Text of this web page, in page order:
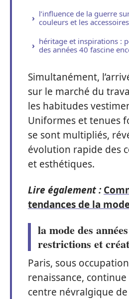
l’influence de la guerre
couleurs et les accessoires
héritage et inspirations :
des années 40 fascine
Simultanément,
sur le marché du
les habitudes
Uniformes et tenues
se sont multipliés,
évolution rapide des
et esthétiques.
Lire également :
tendances de la
la mode des
restrictions et
Paris, sous
renaissance, continue
centre névralgique